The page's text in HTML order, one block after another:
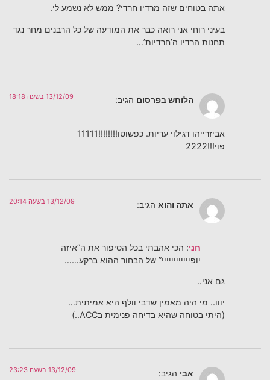
אתה בטוחים שזה מרדיו חרדי? ממש לא נשמע לי.
בעיני רוחי אני רואה כבר את המודעה של כל הרבנים מחר נגד
תחנות הרדיו ה’חרדיות’…
הלוחש בפרסום הגיב: 13/12/09 בשעה 18:18
אביזרייהו דגילוי עריות. כפשוטו!!!!!!!!11111
פוי!!!2222
אתה והוא הגיב: 13/12/09 בשעה 20:14
חני: הכי אהבתי בכל הסיפור את ה”איזה
יופיייייייייייי” של הבחור ההוא ברקע……
גם אני..
יווו.. מי היה מאמין שדבי וולף היא אמיתית…
(היתי בטוחה שהיא בדיחה פנימית בACC..)
אבי הגיב: 13/12/09 בשעה 23:23